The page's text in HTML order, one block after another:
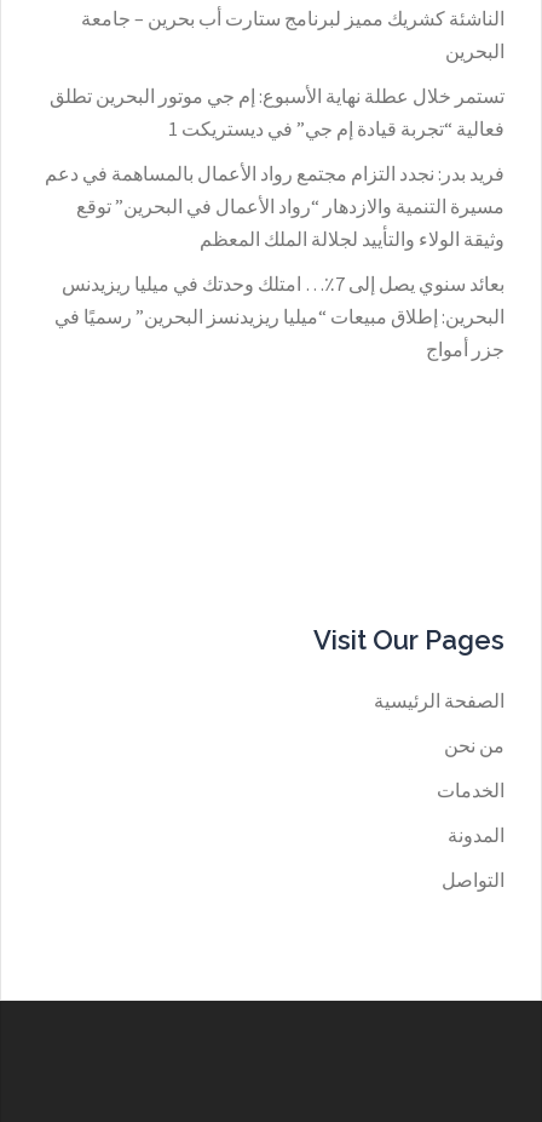
الناشئة كشريك مميز لبرنامج ستارت أب بحرين – جامعة
البحرين
تستمر خلال عطلة نهاية الأسبوع: إم جي موتور البحرين تطلق
فعالية “تجربة قيادة إم جي” في ديستريكت 1
فريد بدر: نجدد التزام مجتمع رواد الأعمال بالمساهمة في دعم
مسيرة التنمية والازدهار “رواد الأعمال في البحرين” توقع
وثيقة الولاء والتأييد لجلالة الملك المعظم
بعائد سنوي يصل إلى 7٪؜… امتلك وحدتك في ميليا ريزيدنس
البحرين: إطلاق مبيعات “ميليا ريزيدنسز البحرين” رسميًا في
جزر أمواج
Visit Our Pages
الصفحة الرئيسية
من نحن
الخدمات
المدونة
التواصل